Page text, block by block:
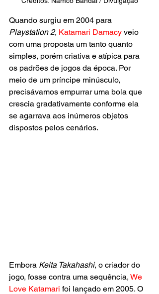
Quando surgiu em 2004 para
Playstation 2, Katamari Damacy veio
com uma proposta um tanto quanto
simples, porém criativa e atípica para
os padrões de jogos da época. Por
meio de um príncipe minúsculo,
precisávamos empurrar uma bola que
crescia gradativamente conforme ela
se agarrava aos inúmeros objetos
dispostos pelos cenários.
Embora Keita Takahashi, o criador do
jogo, fosse contra uma sequência, We
Love Katamari foi lançado em 2005. O